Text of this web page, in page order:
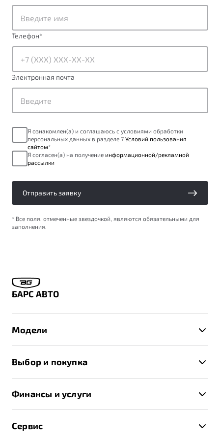
от 1 699 990 ₽*
Обзор В наличии
X70
Универсальный кроссовер
Обзор В наличии
Подробно
Автомобили в наличии
Тест-драйв
Спецпредложения
Будьте еще более уверены на дорогах с программой
Преимущества программы
Запись на сервис
Калькулятор ТО
Клиентская поддержка
Телефон*
Электронная почта
Я ознакомлен(а) и соглашаюсь с условиями обработки
персональных данных в разделе 7 Условий пользования
сайтом*
Я согласен(а) на получение информационной/рекламной
рассылки
Отправить заявку
* Все поля, отмеченные звездочкой, являются обязательными для
заполнения.
БАРС АВТО
Модели
X70
Выбор и покупка
Спецпредложения и Акции
Записаться на тест-драйв
Финансы и услуги
Трейд-ин
Сервис